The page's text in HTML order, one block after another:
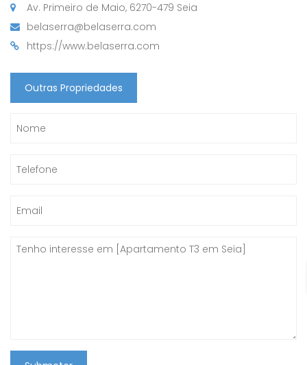
Av. Primeiro de Maio, 6270-479 Seia
belaserra@belaserra.com
https://www.belaserra.com
Outras Propriedades